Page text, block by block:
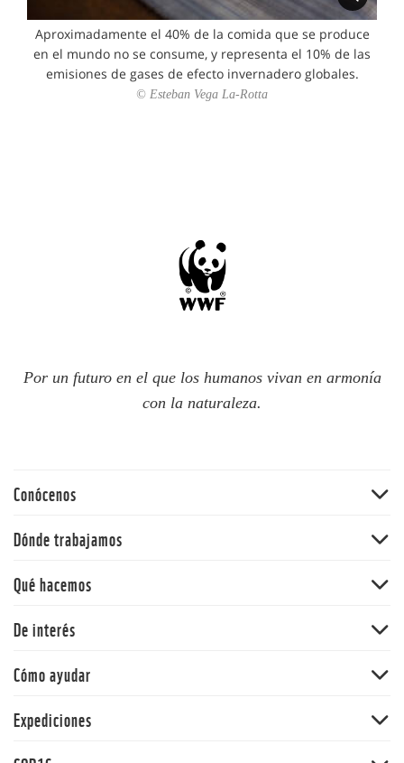
Aproximadamente el 40% de la comida que se produce
en el mundo no se consume, y representa el 10% de las
emisiones de gases de efecto invernadero globales.
© Esteban Vega La-Rotta
Por un futuro en el que los humanos vivan en armonía
con la naturaleza.
Conócenos
60 aniversario
Nuestras políticas
Dónde trabajamos
Andes
Orinoquia
Qué hacemos
Cambio climático y energía
Alimentos
Agua
De interés
Y la Naturaleza qué
Informe Planeta Vivo
Cómo ayudar
Adopta una especie
Expediciones